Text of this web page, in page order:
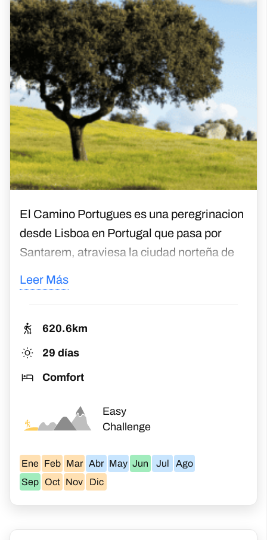
El Camino Portugues es una peregrinacion
desde Lisboa en Portugal que pasa por
Santarem, atraviesa la ciudad norteña de
hasta finalizar en Santiago de Compostela.
Leer Más
620.6km
29 días
Comfort
Easy
Challenge
Ene Feb Mar Abr May Jun Jul
Ago
Sep Oct Nov Dic